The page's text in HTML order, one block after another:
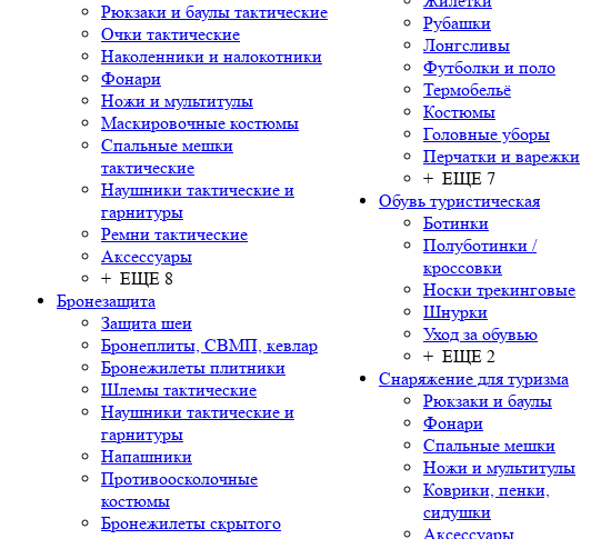
Рюкзаки и баулы тактические
Очки тактические
Наколенники и налокотники
Фонари
Ножи и мультитулы
Маскировочные костюмы
Спальные мешки
тактические
Наушники тактические и
гарнитуры
Ремни тактические
Аксессуары
+ ЕЩЕ 8
Бронезащита
Защита шеи
Бронеплиты, СВМП, кевлар
Бронежилеты плитники
Шлемы тактические
Наушники тактические и
гарнитуры
Напашники
Противоосколочные
костюмы
Бронежилеты скрытого
Рубашки
Лонгсливы
Футболки и поло
Термобельё
Костюмы
Головные уборы
Перчатки и варежки
+ ЕЩЕ 7
Обувь туристическая
Ботинки
Полуботинки /
кроссовки
Носки трекинговые
Шнурки
Уход за обувью
+ ЕЩЕ 2
Снаряжение для туризма
Рюкзаки и баулы
Фонари
Спальные мешки
Ножи и мультитулы
Коврики, пенки,
сидушки
Аксессуары